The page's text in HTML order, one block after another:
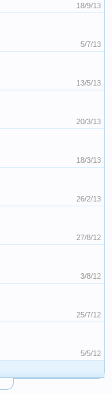
18/9/13
5/7/13
13/5/13
20/3/13
18/3/13
26/2/13
27/8/12
3/8/12
25/7/12
5/5/12